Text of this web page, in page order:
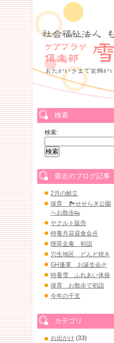
検索
検索:
最近のブログ記事
2月の献立
保育 🏞せせらぎ公園
へお散歩👟
ヤクルト販売
特養月花昼食会🍜
喫茶去庵 初詣
穴生地区 どんど焼き
GH蓬莱 お誕生会🎉
特養雪 ふれあい体操
保育 お散歩で初詣
今年の干支
カテゴリ
お出かけ (33)